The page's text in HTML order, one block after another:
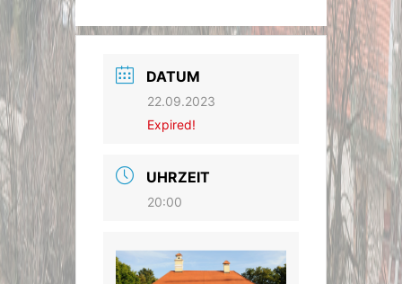
DATUM
22.09.2023
Expired!
UHRZEIT
20:00